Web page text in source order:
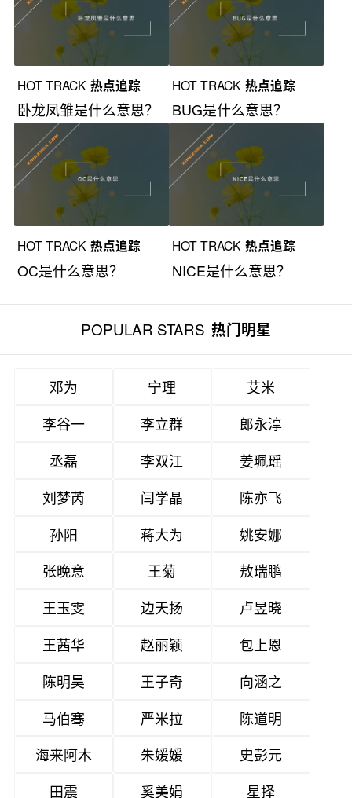
HOT TRACK 热点追踪
卧龙凤雏是什么意思？
HOT TRACK 热点追踪
BUG是什么意思？
HOT TRACK 热点追踪
OC是什么意思？
HOT TRACK 热点追踪
NICE是什么意思？
POPULAR STARS 热门明星
邓为 宁理
艾米
李谷一
李立群
郎永淳
丞磊
李双江
姜珮瑶
刘梦芮
闫学晶
陈亦飞
孙阳
蒋大为
姚安娜
张晚意
王菊
敖瑞鹏
王玉雯
边天扬
卢昱晓
王茜华
赵丽颖
包上恩
陈明昊
王子奇
向涵之
马伯骞
严米拉
陈道明
海来阿木
朱媛媛
史彭元
田震
奚美娟 星择